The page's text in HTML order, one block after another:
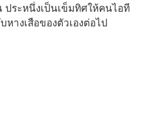
ระหนึ่งเป็นเข็มทิศให้คนไอที
างเสือของตัวเองต่อไป